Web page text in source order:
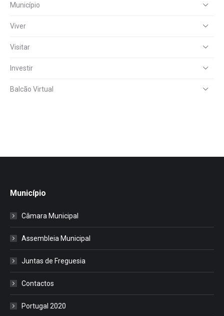
Município
Viver
Visitar
Investir
Balcão Virtual
Município
Câmara Municipal
Assembleia Municipal
Juntas de Freguesia
Contactos
Portugal 2020